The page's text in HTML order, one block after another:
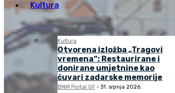
Kultura
Kultura
Otvorena izložba „Tragovi
vremena“: Restaurirane i
donirane umjetnine kao
čuvari zadarske memorije
BNM Portal GF - 31. srpnja 2026.